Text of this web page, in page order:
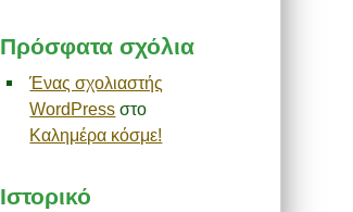
Πρόσφατα σχόλια
Ένας σχολιαστής
WordPress στο
Καλημέρα κόσμε!
Ιστορικό